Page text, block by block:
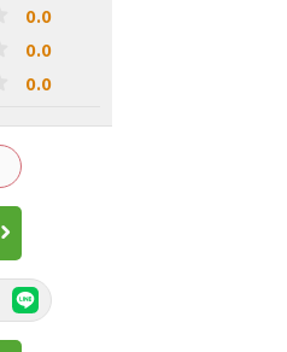
0.0
0.0
0.0